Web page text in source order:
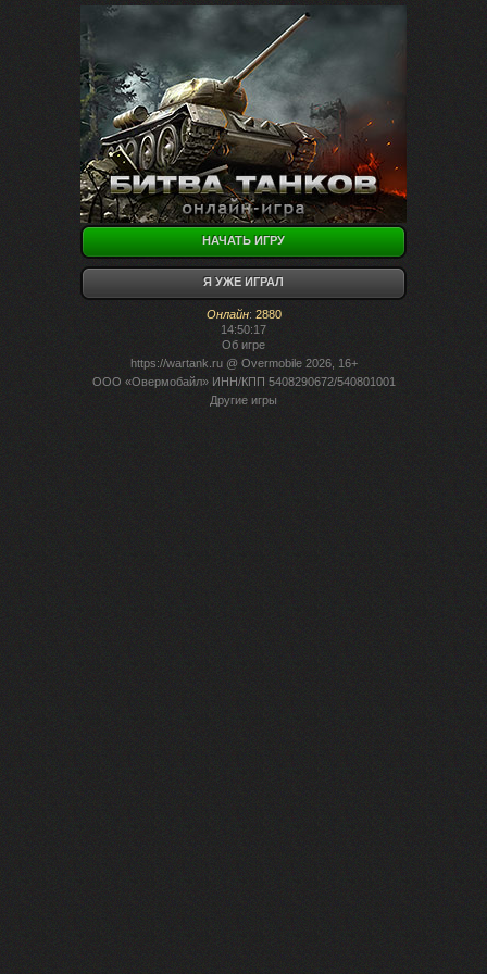
НАЧАТЬ ИГРУ
Я УЖЕ ИГРАЛ
Онлайн: 2880
14:50:17
Об игре
https://wartank.ru@ Overmobile 2026, 16+
ООО «Овермобайл» ИНН/КПП 5408290672/540801001
Другие игры